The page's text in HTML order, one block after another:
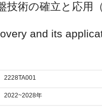
技術の確立と応用
and its
2228TA001
2022~2028年